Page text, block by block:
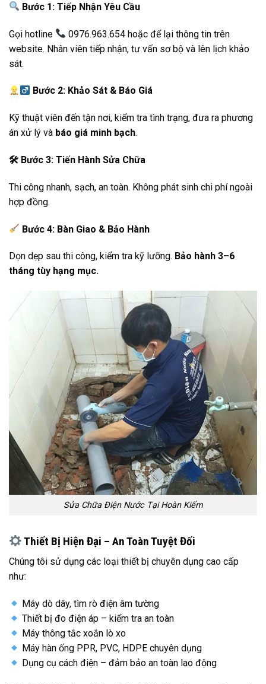
Bước 1: Tiếp Nhận Yêu Cầu
Gọi hotline
0976.963.654 hoặc để lại thông tin trên
website. Nhân viên tiếp nhận, tư vấn sơ bộ và lên lịch khảo
sát.
Bước 2: Khảo Sát & Báo Giá
Kỹ thuật viên đến tận nơi, kiểm tra tình trạng, đưa ra phương
án xử lý và báo giá minh bạch.
🛠 ️ Bước 3: Tiến Hành Sửa Chữa
Thi công nhanh, sạch, an toàn. Không phát sinh chi phí ngoài
hợp đồng.
Bước 4: Bàn Giao & Bảo Hành
Dọn dẹp sau thi công, kiểm tra kỹ lưỡng. Bảo hành 3–6
tháng tùy hạng mục.
Sửa Chữa Điện Nước Tại Hoàn Kiếm
Thiết Bị Hiện Đại – An Toàn Tuyệt Đối
Chúng tôi sử dụng các loại thiết bị chuyên dụng cao cấp
như:
Máy dò dây, tìm rò điện âm tường
Thiết bị đo điện áp – kiểm tra an toàn
Máy thông tắc xoắn lò xo
Máy hàn ống PPR, PVC, HDPE chuyên dụng
Dụng cụ cách điện – đảm bảo an toàn lao động